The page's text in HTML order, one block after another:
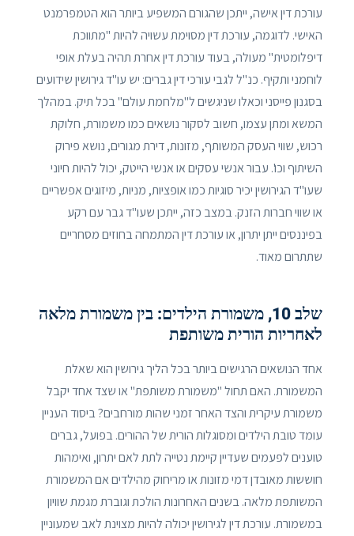
עורכת דין אישה, ייתכן שהגורם המשפיע ביותר הוא הטמפרמנט
האישי. לדוגמה, עורכת דין מסוימת עשויה להיות "מתווכת
דיפלומטית" מעולה, בעוד עורכת דין אחרת תהיה בעלת אופי
לוחמני ותקיף. כנ"ל לגבי עורכי דין גברים: יש עו"ד גירושין שידועים
בסגנון פייסני וכאלו שניגשים ל"מלחמת עולם" בכל תיק. במהלך
המשא ומתן עצמו, חשוב לסקור נושאים כמו משמורת, חלוקת
רכוש, שווי העסק המשותף, מזונות, דירת מגורים, נושא פירוק
השיתוף וכו'. עבור אנשי עסקים או אנשי הייטק, יכול להיות חיוני
שעו"ד הגירושין יכיר סוגיות כמו אופציות, מניות, מיזוגים אפשריים
או שווי חברות הזנק. במצב כזה, ייתכן שעו"ד גבר עם רקע
בפיננסים ייתן יתרון, או עורכת דין המתמחה בחוזים מסחריים
שתתרום מאוד.
שלב 10, משמורת הילדים: בין משמורת מלאה
לאחריות הורית משותפת
אחד הנושאים הרגישים ביותר בכל הליך גירושין הוא שאלת
המשמורת. האם תחול "משמורת משותפת" או שצד אחד יקבל
משמורת עיקרית והצד האחר זמני שהות מורחבים? ביסוד העניין
עומד טובת הילדים ומסוגלות הורית של ההורים. בפועל, גברים
טוענים לפעמים שעדיין קיימת נטייה לתת לאם יתרון, ואימהות
חוששות מאובדן דמי מזונות או מריחוק מהילדים אם המשמורת
המשותפת מלאה. בשנים האחרונות הולכת וגוברת מגמת שוויון
במשמורת. עורכת דין לגירושין יכולה להיות מצוינת לאב שמעוניין